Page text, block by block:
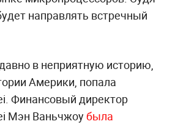
направлять встречный
в неприятную историю,
Америки, попала
Финансовый директор
Мэн Ваньчжоубыла